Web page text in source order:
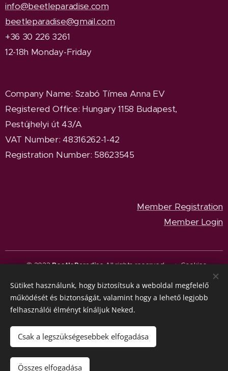
info@beetleparadise.com
beetleparadise@gmail.com
+36 30 226 3261
12-18h Monday-Friday
Company Name: Szabó Tímea Anna EV
Registered Office: Hungary 1158 Budapest,
Pestújhelyi út 43/A
VAT Number: 48316262-1-42
Registration Number: 58623545
Member Registration
Member Login
© 2023BeetleParadiseAll rights reserved. Cookies
Languages
Magyar
English
Sütiket használunk, hogy biztosítsuk a weboldal megfelelő
működését és biztonságát, valamint hogy a lehető legjobb
felhasználói élményt kínáljuk Neked.
Csak a legszükségesebbek elfogadása
Összes elfogadása